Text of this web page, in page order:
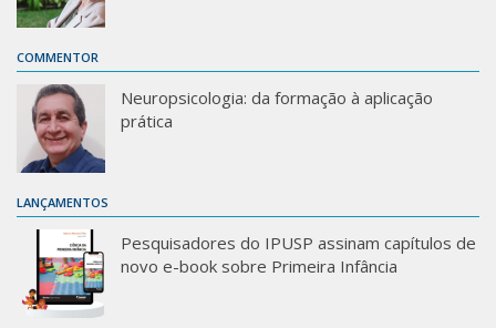
COMMENTOR
Neuropsicologia: da formação à aplicação
prática
LANÇAMENTOS
Pesquisadores do IPUSP assinam capítulos de
novo e-book sobre Primeira Infância